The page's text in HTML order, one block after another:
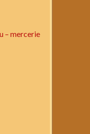
– mercerie